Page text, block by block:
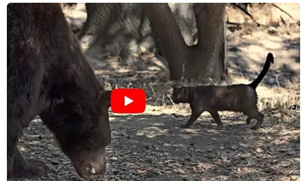
80 g
Esta promoción la puedes adquirir a través de lapágina
web oficial
de Tottus, en donde podrás encontrar diversas
opciones incluida este Panetón Gloria de 80 g a solo
S/3.90.
Panetón Bimbo de 900 g a solo S/18.90
Panetón de la U de 800g a solo S/24.90
Panetón Donofrio clásico a solo S/23.90